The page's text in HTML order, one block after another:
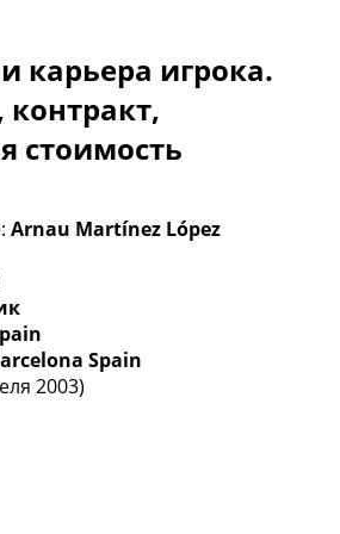
Мира
Лига
Лига
>>>
Чемпионата Мира
Лига
Лига
Таблицы групп
Лига
Лига
карьера игрока.
контракт,
стоимость
Arnau Martínez López
Spain
2003)